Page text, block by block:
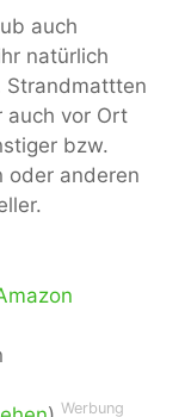
auch
natürlich
Strandmattten
auch vor Ort
bzw.
oder anderen
Werbung